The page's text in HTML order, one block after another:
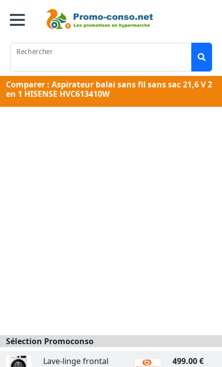
Rechercher
Comparer : Aspirateur balai sans fil sans sac 21,6 V 2
en 1 HISENSE HVC613410W
Sélection Promoconso
Lave-linge frontal
499.00 €